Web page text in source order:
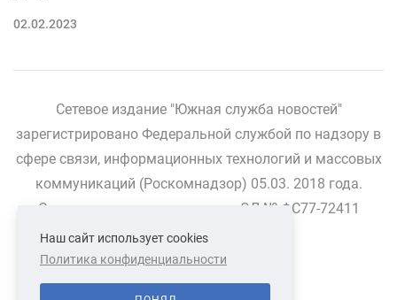
02.02.2023
Сетевое издание "Южная служба новостей"
зарегистрировано Федеральной службой по надзору в
сфере связи, информационных технологий и массовых
коммуникаций (Роскомнадзор) 05.03. 2018 года.
Свидетельство о регистрации ЭЛ № ФС77-72411
СВЯЗАТЬСЯ С НАМИ
Наш сайт использует cookies
Политика конфиденциальности